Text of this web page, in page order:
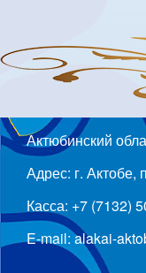
Актюбинский
Адрес: г. Актобе,
Касса: +7 (7132)
E-mail: alakai-